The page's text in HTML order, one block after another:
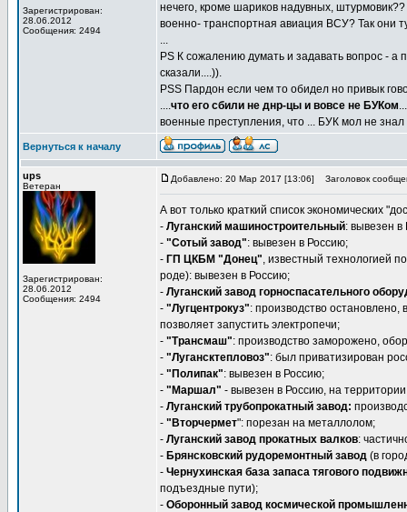
Зарегистрирован:
28.06.2012
Сообщения: 2494
нечего, кроме шариков надувных,
военно- транспортная авиация ВСУ? Так они
...
PS К сожалению думать и задавать вопрос - а
сказали....)).
PSS Пардон если чем то обидел но привык
....что его сбили не днр-цы и вовсе не БУКом
военные преступления, что ... БУК мол не
Вернуться к началу
ups
Ветеран
Зарегистрирован:
28.06.2012
Сообщения: 2494
Добавлено: 20 Мар 2017 [13:06] Заголовок
А вот только краткий список экономических
- Луганский машиностроительный: вывезен в
- "Сотый завод": вывезен в Россию;
- ГП ЦКБМ "Донец", известный технологией
роде): вывезен в Россию;
- Луганский завод горноспасательного
- "Лугцентрокуз": производство остановлено,
позволяет запустить электропечи;
- "Трансмаш": производство заморожено,
- "Лугансктепловоз": был приватизирован
- "Полипак": вывезен в Россию;
- "Маршал" - вывезен в Россию, на
- Луганский трубопрокатный завод:
- "Вторчермет": порезан на металлолом;
- Луганский завод прокатных валков:
- Брянсковский рудоремонтный завод (в
- Чернухинская база запаса тягового
подъездные пути);
- Оборонный завод космической